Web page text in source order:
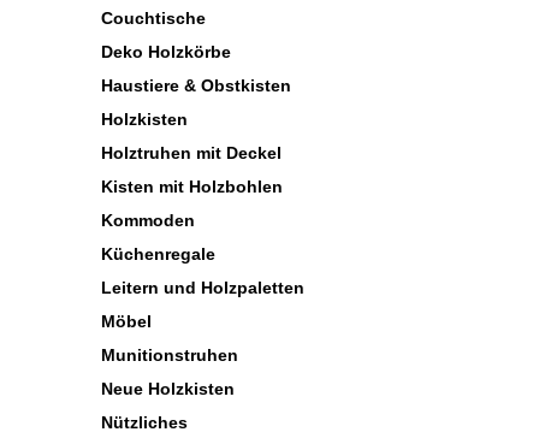
Couchtische
Deko Holzkörbe
Haustiere & Obstkisten
Holzkisten
Holztruhen mit Deckel
Kisten mit Holzbohlen
Kommoden
Küchenregale
Leitern und Holzpaletten
Möbel
Munitionstruhen
Neue Holzkisten
Nützliches